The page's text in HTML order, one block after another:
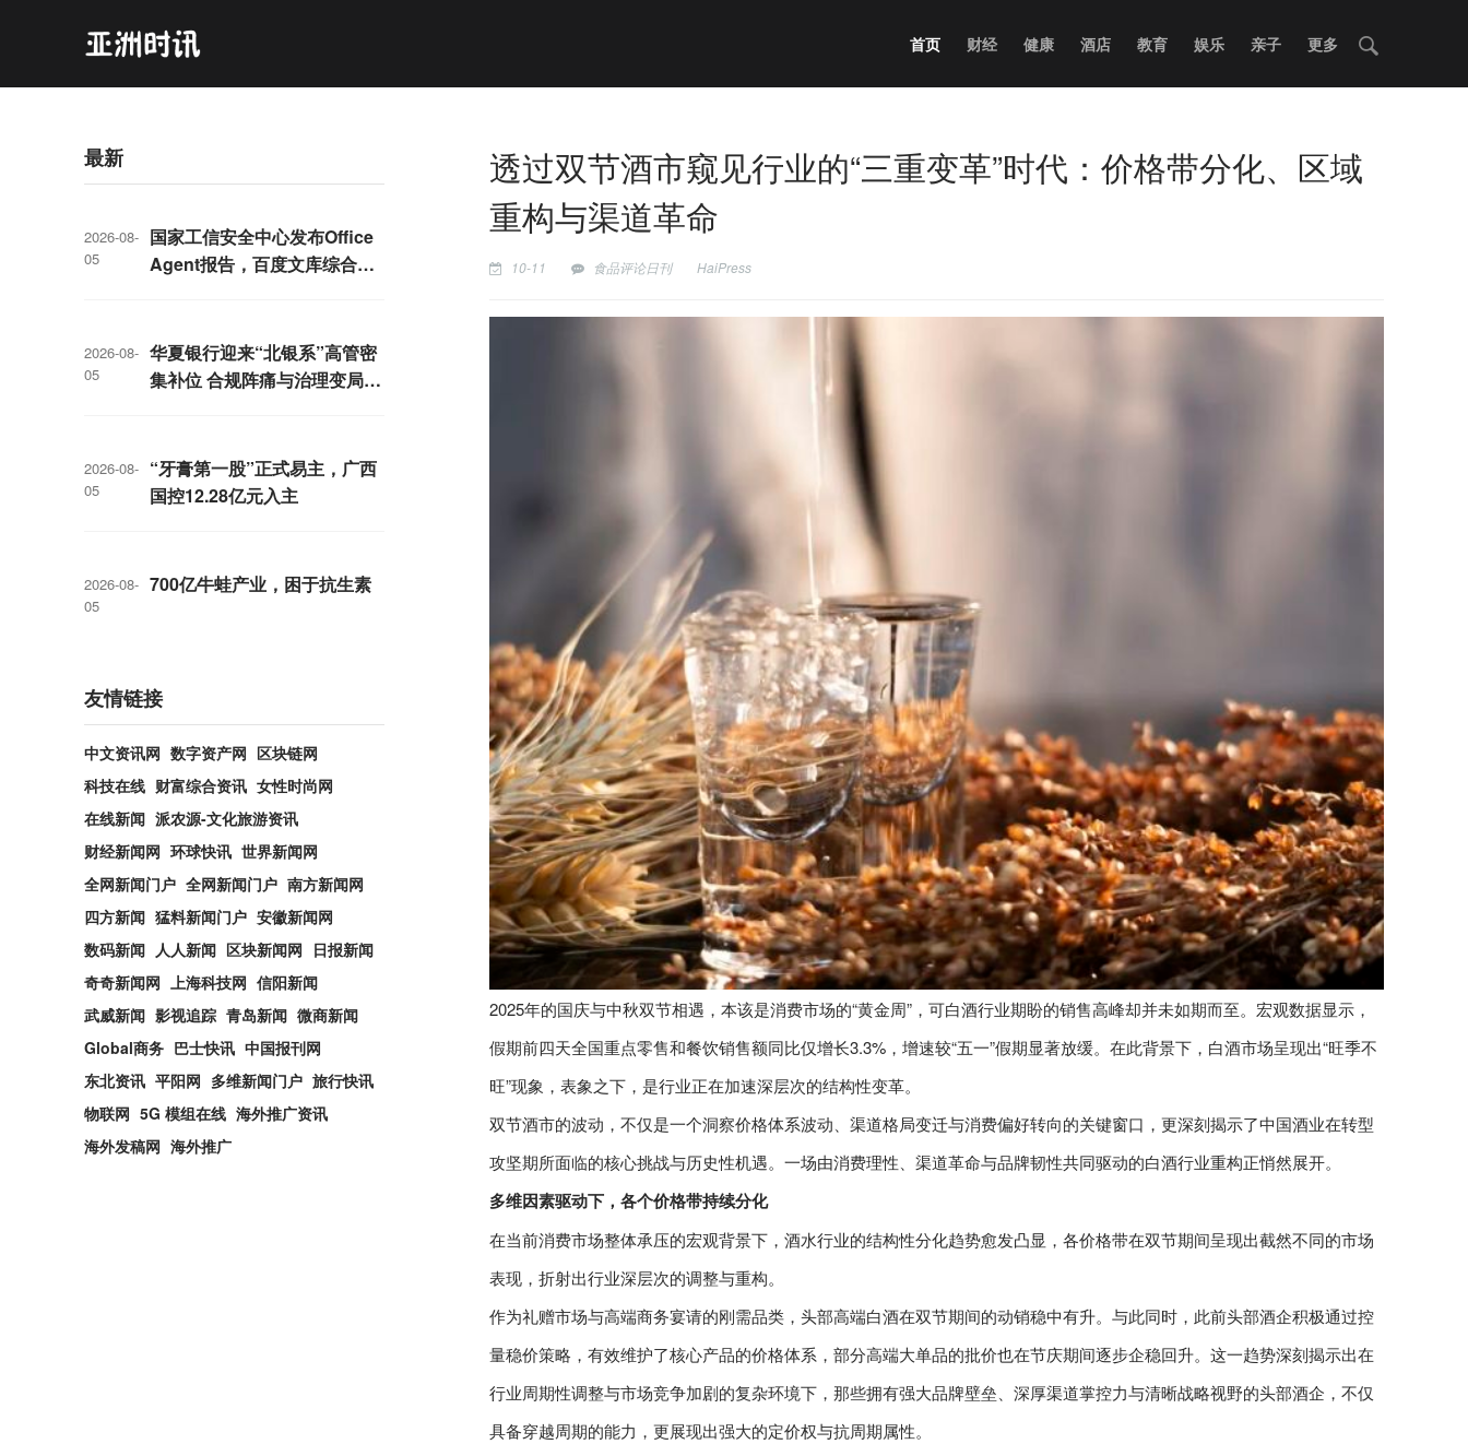
首页 财经 健康 酒店 教育 娱乐 亲子 更多
最新
2026-08-
05
国家工信安全中心发布Office
Agent报告，百度文库综合排
2026-08-
05
华夏银行迎来“北银系”高管密
集补位 合规阵痛与治理变局交
2026-08-
05
“牙膏第一股”正式易主，广西
国控12.28亿元入主
2026-08-
05
700亿牛蛙产业，困于抗生素
友情链接
中文资讯网 数字资产网 区块链网
科技在线 财富综合资讯 女性时尚网
在线新闻 派农源-文化旅游资讯
财经新闻网 环球快讯 世界新闻网
全网新闻门户 全网新闻门户 南方新闻网
四方新闻 猛料新闻门户 安徽新闻网
数码新闻 人人新闻 区块新闻网 日报新闻
奇奇新闻网 上海科技网 信阳新闻
武威新闻 影视追踪 青岛新闻 微商新闻
Global商务 巴士快讯 中国报刊网
东北资讯 平阳网 多维新闻门户 旅行快讯
物联网 5G 模组在线 海外推广资讯
海外发稿网 海外推广
透过双节酒市窥见行业的“三重变革”时代：价格带分化、区域
重构与渠道革命
10-11 食品评论日刊 HaiPress
2025年的国庆与中秋双节相遇，本该是消费市场的“黄金周”，可白酒行业期盼的销售高峰却并未如期而至。宏观数据显示，
假期前四天全国重点零售和餐饮销售额同比仅增长3.3%，增速较“五一”假期显著放缓。在此背景下，白酒市场呈现出“旺季不
旺”现象，表象之下，是行业正在加速深层次的结构性变革。
双节酒市的波动，不仅是一个洞察价格体系波动、渠道格局变迁与消费偏好转向的关键窗口，更深刻揭示了中国酒业在转型
攻坚期所面临的核心挑战与历史性机遇。一场由消费理性、渠道革命与品牌韧性共同驱动的白酒行业重构正悄然展开。
多维因素驱动下，各个价格带持续分化
在当前消费市场整体承压的宏观背景下，酒水行业的结构性分化趋势愈发凸显，各价格带在双节期间呈现出截然不同的市场
表现，折射出行业深层次的调整与重构。
作为礼赠市场与高端商务宴请的刚需品类，头部高端白酒在双节期间的动销稳中有升。与此同时，此前头部酒企积极通过控
量稳价策略，有效维护了核心产品的价格体系，部分高端大单品的批价也在节庆期间逐步企稳回升。这一趋势深刻揭示出在
行业周期性调整与市场竞争加剧的复杂环境下，那些拥有强大品牌壁垒、深厚渠道掌控力与清晰战略视野的头部酒企，不仅
具备穿越周期的能力，更展现出强大的定价权与抗周期属性。